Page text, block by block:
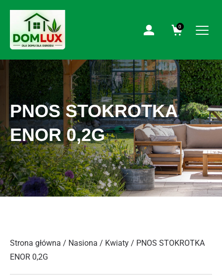
0
PNOS STOKROTKA
ENOR 0,2G
Strona główna / Nasiona / Kwiaty / PNOS STOKROTKA
ENOR 0,2G